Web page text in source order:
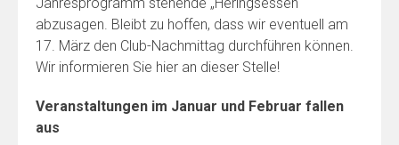
abzusagen. Bleibt zu hoffen, dass wir eventuell am
17. März den Club-Nachmittag durchführen können.
Wir informieren Sie hier an dieser Stelle!
Veranstaltungen im Januar und Februar fallen
aus